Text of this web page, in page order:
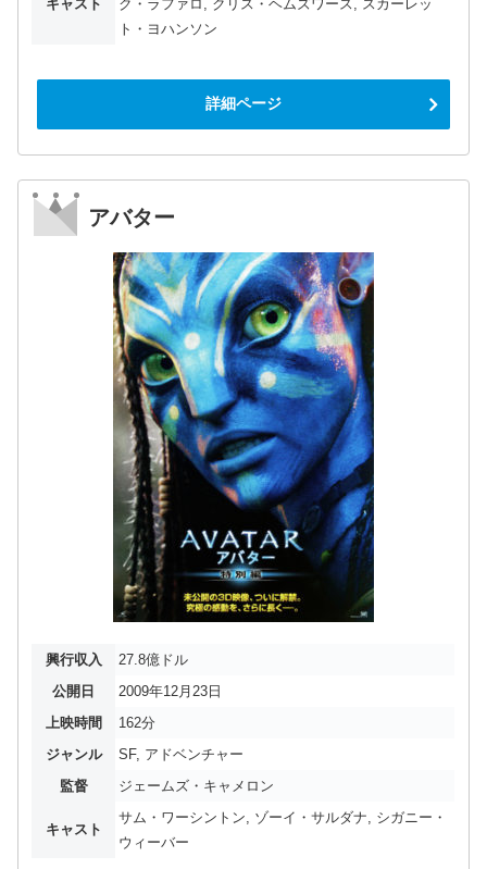
キャスト
ク・ラファロ, クリス・ヘムズワース, スカーレッ
ト・ヨハンソン
詳細ページ
アバター
興行収入
27.8億ドル
公開日
2009年12月23日
上映時間
162分
ジャンル
SF, アドベンチャー
監督
ジェームズ・キャメロン
キャスト
サム・ワーシントン, ゾーイ・サルダナ, シガニー・
ウィーバー